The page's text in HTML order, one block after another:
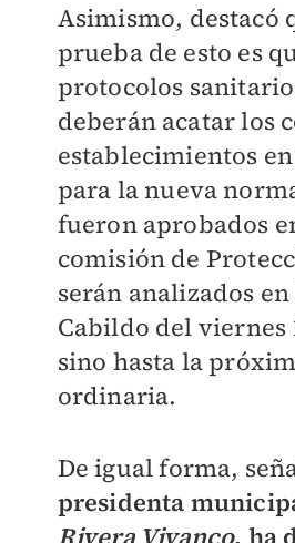
Asimismo, destacó
prueba de esto es
protocolos
deberán acatar los
establecimientos
para la nueva
fueron aprobados
comisión de
serán analizados
Cabildo del viernes
sino hasta la
ordinaria.
De igual forma,
presidenta